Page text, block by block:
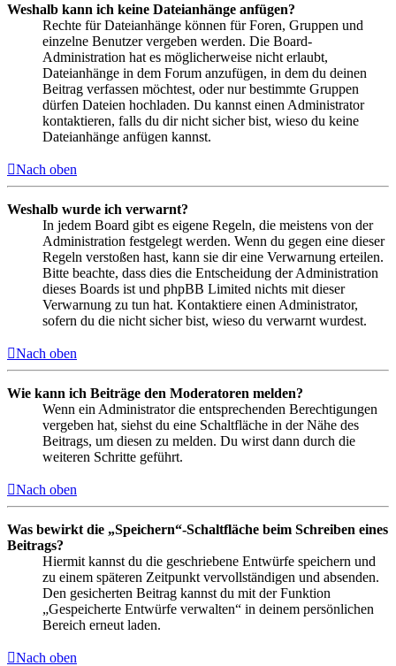
Weshalb kann ich keine Dateianhänge anfügen?
Rechte für Dateianhänge können für Foren, Gruppen und
einzelne Benutzer vergeben werden. Die Board-
Administration hat es möglicherweise nicht erlaubt,
Dateianhänge in dem Forum anzufügen, in dem du deinen
Beitrag verfassen möchtest, oder nur bestimmte Gruppen
dürfen Dateien hochladen. Du kannst einen Administrator
kontaktieren, falls du dir nicht sicher bist, wieso du keine
Dateianhänge anfügen kannst.
Nach oben
Weshalb wurde ich verwarnt?
In jedem Board gibt es eigene Regeln, die meistens von der
Administration festgelegt werden. Wenn du gegen eine dieser
Regeln verstoßen hast, kann sie dir eine Verwarnung erteilen.
Bitte beachte, dass dies die Entscheidung der Administration
dieses Boards ist und phpBB Limited nichts mit dieser
Verwarnung zu tun hat. Kontaktiere einen Administrator,
sofern du die nicht sicher bist, wieso du verwarnt wurdest.
Nach oben
Wie kann ich Beiträge den Moderatoren melden?
Wenn ein Administrator die entsprechenden Berechtigungen
vergeben hat, siehst du eine Schaltfläche in der Nähe des
Beitrags, um diesen zu melden. Du wirst dann durch die
weiteren Schritte geführt.
Nach oben
Was bewirkt die „Speichern“-Schaltfläche beim Schreiben eines
Beitrags?
Hiermit kannst du die geschriebene Entwürfe speichern und
zu einem späteren Zeitpunkt vervollständigen und absenden.
Den gesicherten Beitrag kannst du mit der Funktion
„Gespeicherte Entwürfe verwalten“ in deinem persönlichen
Bereich erneut laden.
Nach oben